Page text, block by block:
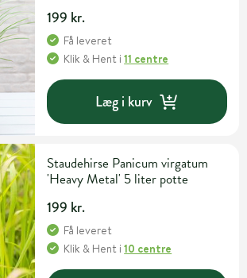
199 kr.
Få leveret
Klik & Hent i11 centre
Læg i kurv
Staudehirse Panicum virgatum
'Heavy Metal' 5 liter potte
199 kr.
Få leveret
Klik & Hent i10 centre